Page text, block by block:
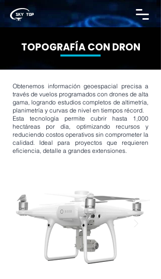
TOPOGRAFÍACON DRON
Obtenemos información geoespacial precisa a
través de vuelos programados con drones de alta
gama, logrando estudios completos de altimetría,
planimetría y curvas de nivel en tiempos récord.
Esta tecnología permite cubrir hasta 1,000
hectáreas por día, optimizando recursos y
reduciendo costos operativos sin comprometer la
calidad. Ideal para proyectos que requieren
eficiencia, detalle a grandes extensiones.